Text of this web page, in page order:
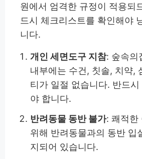
원에서 엄격한 규정이 적용되
드시 체크리스트를 확인해야
니다.
개인 세면도구 지참: 숲속의
내부에는 수건, 칫솔, 치약,
티가 일절 없습니다. 반드
야 합니다.
반려동물 동반 불가: 쾌적한
위해 반려동물과의 동반 입
지되어 있습니다.